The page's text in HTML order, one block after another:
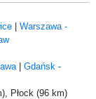
| Warszawa -
| Gdańsk -
Płock (96 km)